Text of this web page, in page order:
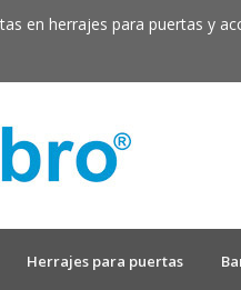
en herrajes para puertas y
Herrajes para puertas